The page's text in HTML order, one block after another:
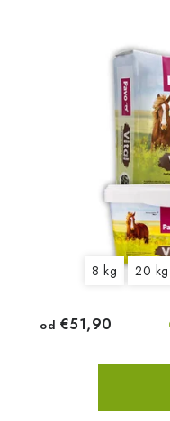
8 kg 20 kg
od €51,90